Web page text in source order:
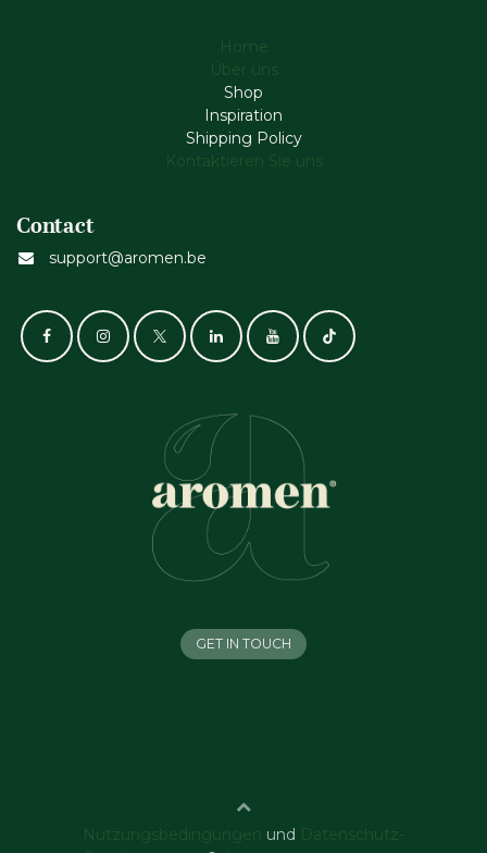
Home
Über uns
Shop
Inspiration
Shipping Policy
Kontaktieren Sie uns
Contact
support@aromen.be
GET IN TOUCH
Nutzungsbedingungen und
Datenschutz-